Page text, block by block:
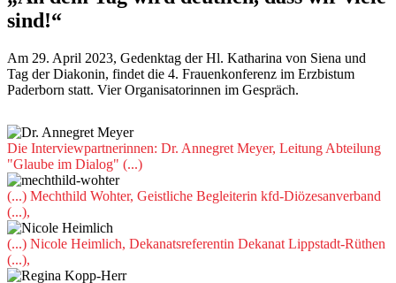
sind!“
Am 29. April 2023, Gedenktag der Hl. Katharina von Siena und
Tag der Diakonin, findet die 4. Frauenkonferenz im Erzbistum
Paderborn statt. Vier Organisatorinnen im Gespräch.
Die Interviewpartnerinnen: Dr. Annegret Meyer, Leitung Abteilung
"Glaube im Dialog" (...)
(...) Mechthild Wohter, Geistliche Begleiterin kfd-Diözesanverband
(...),
(...) Nicole Heimlich, Dekanatsreferentin Dekanat Lippstadt-Rüthen
(...),